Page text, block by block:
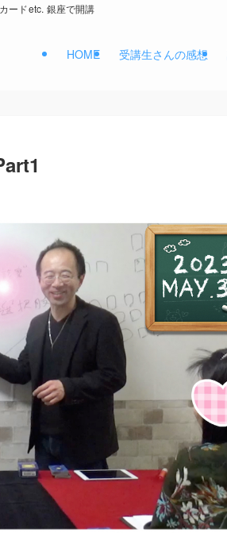
ードetc. 銀座で開講
HOME 受講生さんの感想